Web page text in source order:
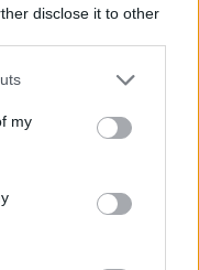
disclose it to other
one or more Google
You may click to
third-party tags to
in below Google
my